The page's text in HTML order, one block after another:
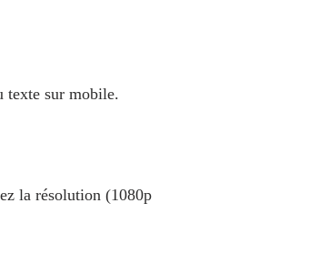
texte sur mobile.
la résolution (1080p